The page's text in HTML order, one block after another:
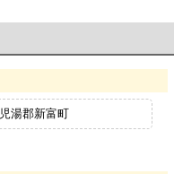
児湯郡新富町